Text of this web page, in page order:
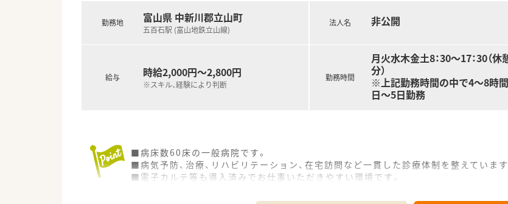
勤務地 富山県 中新川郡立山町
五百石駅 (富山地鉄立山線)
給与 時給2,000円～2,800円
※スキル、経験により判断
法人名 非公開
勤務時間
月火水木金土8：30～17：30（休
分）
※上記勤務時間の中で4～8時間
日～5日勤務
■病床数60床の一般病院です。
■病気予防、治療、リハビリテーション、在宅訪問など一貫した診療体制を整えています
■電子カルテ等も導入済みでお仕事いただきやすい環境です。